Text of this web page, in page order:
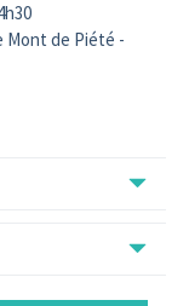
Mont de Piété -